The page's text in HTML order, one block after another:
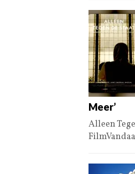
Meer’
Alleen